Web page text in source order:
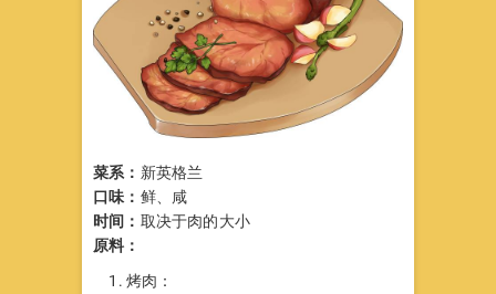
菜系： 新英格兰
口味： 鲜、咸
时间： 取决于肉的大小
原料：
烤肉：